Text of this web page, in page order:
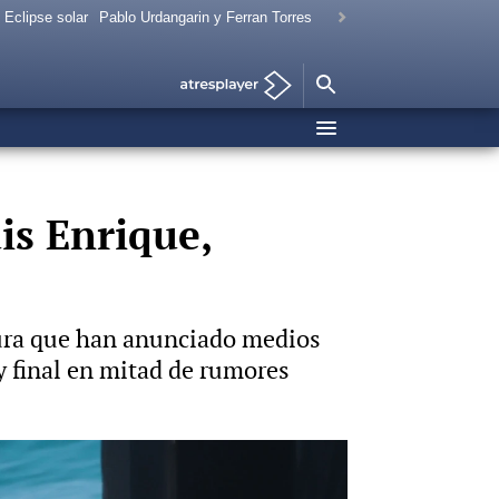
Eclipse solar Pablo Urdangarin y Ferran Torres
Enrique,
que han anunciado medios
final en mitad de rumores